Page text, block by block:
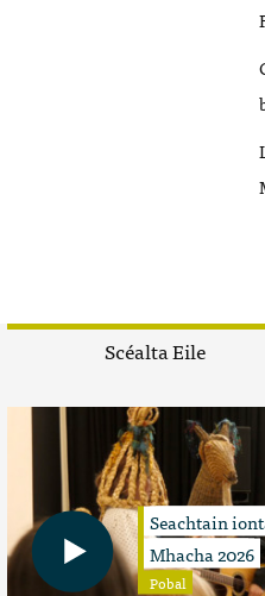
Scéalta Eile
Seachtain
Mhacha 2026
Pobal